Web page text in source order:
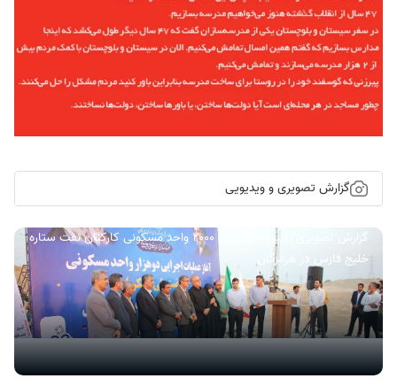
گزارش تصویری و ویدیویی
گزارش تصویری/ آیین کلنگ زنی ۲۰۰۰ واحد مسکونی کارکنان نفت ستاره
خلیج فارس در هرمزگان